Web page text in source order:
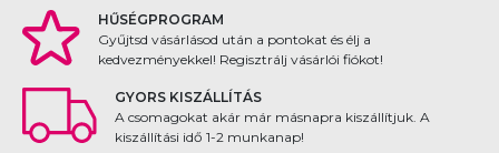
HŰSÉGPROGRAM
Gyűjtsd vásárlásod után a pontokat és élj a
kedvezményekkel! Regisztrálj vásárlói fiókot!
GYORS KISZÁLLÍTÁS
A csomagokat akár már másnapra kiszállítjuk. A
kiszállítási idő 1-2 munkanap!